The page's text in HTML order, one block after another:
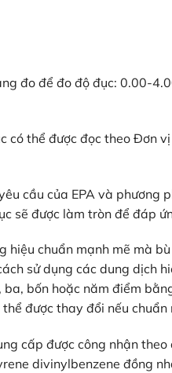
đo để đo độ đục: 0.00-
có thể được đọc theo Đơn
cầu của EPA và phương
sẽ được làm tròn để đáp
hiệu chuẩn mạnh mẽ mà
sử dụng các dung dịch
bốn hoặc năm điểm
được thay đổi nếu chuẩn
cấp được công nhận theo
divinylbenzene đồng